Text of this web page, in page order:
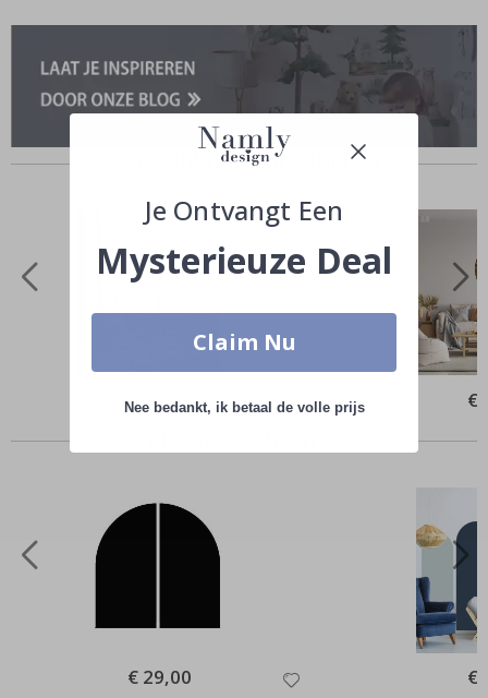
Vergelijkbare producten
Price
€ 18,00 €
Special
Price
€ 29,00 €
Je Ontvangt Een
Mysterieuze Deal
Claim Nu
Nee bedankt, ik betaal de volle prijs